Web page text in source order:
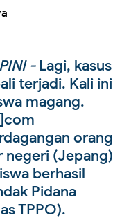
-Lagi, kasus
terjadi. Kali ini
magang.
orang
negeri (Jepang)
berhasil
Pidana
TPPO).